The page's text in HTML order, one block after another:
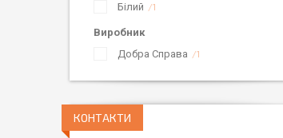
Білий
1
Виробник
Добра Справа
1
КОНТАКТИ